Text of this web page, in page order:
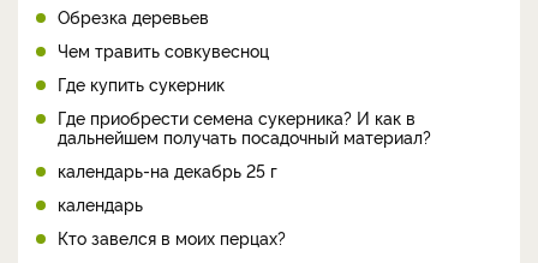
Обрезка деревьев
Чем травить совкувесноц
Где купить сукерник
Где приобрести семена сукерника? И как в
дальнейшем получать посадочный материал?
календарь-на декабрь 25 г
календарь
Кто завелся в моих перцах?